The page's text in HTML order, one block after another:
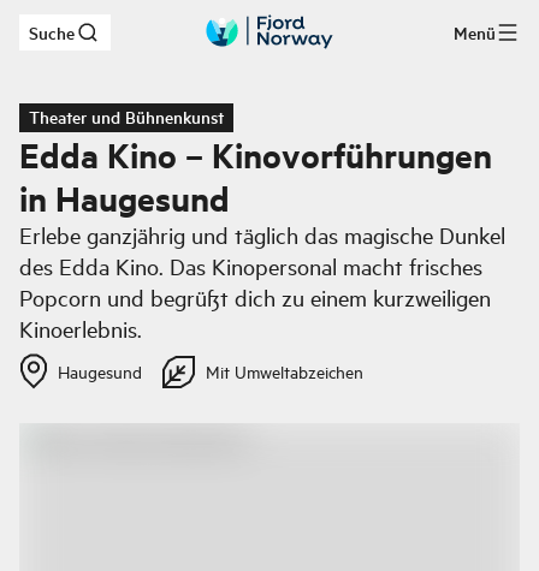
Zum Hauptinhalt
Suche Menü
Theater und Bühnenkunst
Edda Kino – Kinovorführungen
in Haugesund
Erlebe ganzjährig und täglich das magische Dunkel
des Edda Kino. Das Kinopersonal macht frisches
Popcorn und begrüßt dich zu einem kurzweiligen
Kinoerlebnis.
Haugesund Mit Umweltabzeichen